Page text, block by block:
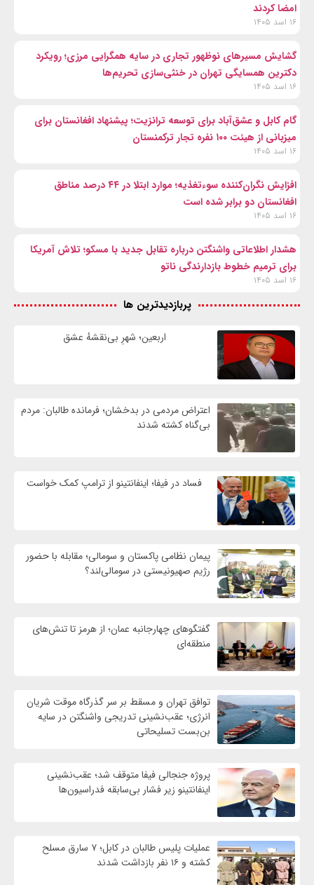
امضا کردند
۱۶ اسد ۱۴۰۵
گشایش مسیرهای نوظهور تجاری در سایه همگرایی مرزی؛ رویکرد
دکترین همسایگی تهران در خنثی‌سازی تحریم‌ها
۱۶ اسد ۱۴۰۵
گام کابل و عشق‌آباد برای توسعه ترانزیت؛ پیشنهاد افغانستان برای
میزبانی از هیئت ۱۰۰ نفره تجار ترکمنستان
۱۶ اسد ۱۴۰۵
افزایش نگران‌کننده سوءتغذیه؛ موارد ابتلا در ۴۴ درصد مناطق
افغانستان دو برابر شده است
۱۶ اسد ۱۴۰۵
هشدار اطلاعاتی واشنگتن درباره تقابل جدید با مسکو؛ تلاش آمریکا
برای ترمیم خطوط بازدارندگی ناتو
۱۶ اسد ۱۴۰۵
پربازدیدترین ها
اربعین؛ شهرِ بی‌نقشهٔ عشق
اعتراض مردمی در بدخشان؛ فرمانده طالبان: مردم
بی‌گناه کشته شدند
فساد در فیفا؛ اینفانتینو از ترامپ کمک خواست
پیمان نظامی پاکستان و سومالی؛ مقابله با حضور
رژيم صهیونیستی در سومالی‌لند؟
گفتگوهای چهارجانبه عمان؛ از هرمز تا تنش‌های
منطقه‌ای
توافق تهران و مسقط بر سر گذرگاه موقت شریان
انرژی؛ عقب‌نشینی تدریجی واشنگتن در سایه
بن‌بست تسلیحاتی
پروژه جنجالی فیفا متوقف شد؛ عقب‌نشینی
اینفانتینو زیر فشار بی‌سابقه فدراسیون‌ها
عملیات پلیس طالبان در کابل؛ ۷ سارق مسلح
کشته و ۱۶ نفر بازداشت شدند